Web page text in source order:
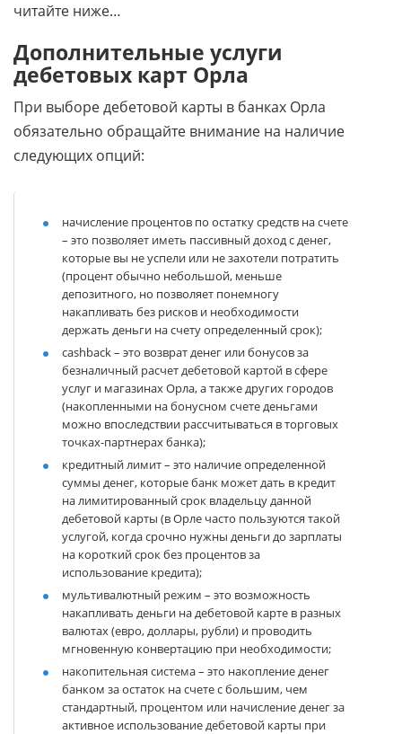
читайте ниже…
Дополнительные услуги
дебетовых карт Орла
При выборе дебетовой карты в банках Орла
обязательно обращайте внимание на наличие
следующих опций:
начисление процентов по остатку средств на счете
– это позволяет иметь пассивный доход с денег,
которые вы не успели или не захотели потратить
(процент обычно небольшой, меньше
депозитного, но позволяет понемногу
накапливать без рисков и необходимости
держать деньги на счету определенный срок);
cashback – это возврат денег или бонусов за
безналичный расчет дебетовой картой в сфере
услуг и магазинах Орла, а также других городов
(накопленными на бонусном счете деньгами
можно впоследствии рассчитываться в торговых
точках-партнерах банка);
кредитный лимит – это наличие определенной
суммы денег, которые банк может дать в кредит
на лимитированный срок владельцу данной
дебетовой карты (в Орле часто пользуются такой
услугой, когда срочно нужны деньги до зарплаты
на короткий срок без процентов за
использование кредита);
мультивалютный режим – это возможность
накапливать деньги на дебетовой карте в разных
валютах (евро, доллары, рубли) и проводить
мгновенную конвертацию при необходимости;
накопительная система – это накопление денег
банком за остаток на счете с большим, чем
стандартный, процентом или начисление денег за
активное использование дебетовой карты при